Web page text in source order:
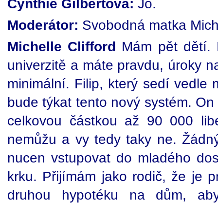
Cynthie Gilbertová: Jo.
Moderátor: Svobodná matka
Michelle Clifford Mám pět dětí.
univerzitě a máte pravdu, úroky
minimální. Filip, který sedí vedle
bude týkat tento nový systém.
celkovou částkou až 90 000
nemůžu a vy tedy taky ne.
nucen vstupovat do mladého
krku. Přijímám jako rodič, že je
druhou hypotéku na dům,